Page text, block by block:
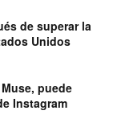
de superar la
Unidos
puede
Instagram